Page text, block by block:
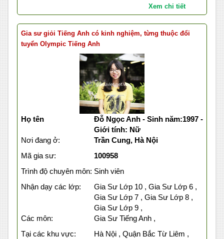
Xem chi tiết
Gia sư giỏi Tiếng Anh có kinh nghiệm, từng thuộc đổi
tuyển Olympic Tiếng Anh
Họ tên
Đỗ Ngọc Anh - Sinh năm:1997 -
Giới tính: Nữ
Nơi đang ở:
Trần Cung, Hà Nội
Mã gia sư:
100958
Trình độ chuyên môn: Sinh viên
Nhận dạy các lớp:
Gia Sư Lớp 10 , Gia Sư Lớp 6 ,
Gia Sư Lớp 7 , Gia Sư Lớp 8 ,
Gia Sư Lớp 9 ,
Các môn:
Gia Sư Tiếng Anh ,
Tại các khu vực:
Hà Nội , Quận Bắc Từ Liêm ,